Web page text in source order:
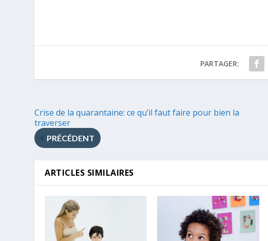
PARTAGER:
Crise de la quarantaine: ce qu’il faut faire pour bien la
traverser
PRÉCÉDENT
ARTICLES SIMILAIRES